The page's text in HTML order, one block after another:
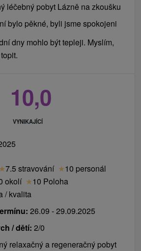
léčebný pobyt Lázně na zkoušku
bylo pěkné, byli jsme spokojeni
dny mohlo být tepleji. Myslím,
10,0
VYNIKAJÍCÍ
★7.5 stravování ★10 personál
okolí ★10 Poloha
/ kvalita
26.09 - 29.09.2025
/ dětí: 2/0
relaxačný a regeneračný pobyt